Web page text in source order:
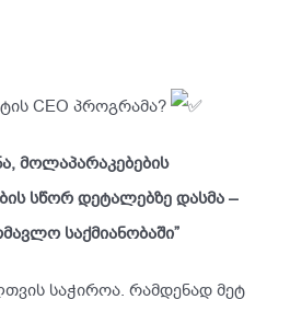
CEO პროგრამა?
მოლაპარაკებების
სწორ დეტალებზე დასმა –
საქმიანობაში”
საჭიროა. რამდენად მეტ